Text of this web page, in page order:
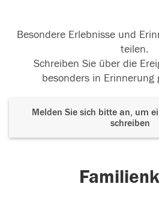
Besondere Erlebnisse und
teilen.
Schreiben Sie über die
besonders in Erinnerung
Melden Sie sich bitte an, um
schreiben